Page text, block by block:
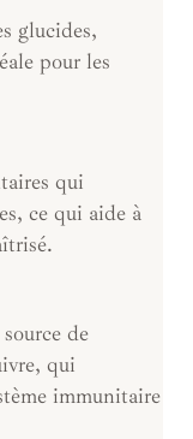
glucides,
pour les
qui
ce qui aide à
de
qui
immunitaire